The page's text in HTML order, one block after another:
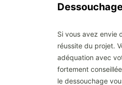
Si vous avez envie
réussite du projet.
adéquation avec
fortement
le dessouchage